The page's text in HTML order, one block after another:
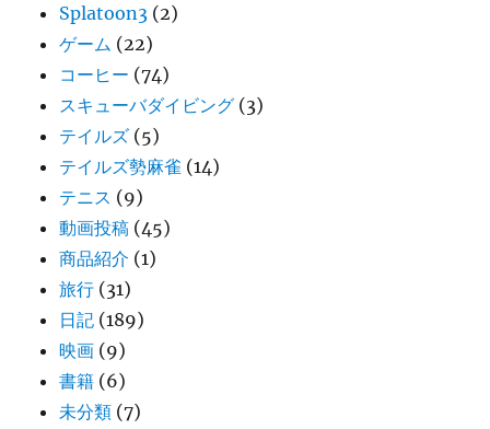
Splatoon3 (2)
ゲーム (22)
コーヒー (74)
スキューバダイビング (3)
テイルズ (5)
テイルズ勢麻雀 (14)
テニス (9)
動画投稿 (45)
商品紹介 (1)
旅行 (31)
日記 (189)
映画 (9)
書籍 (6)
未分類 (7)